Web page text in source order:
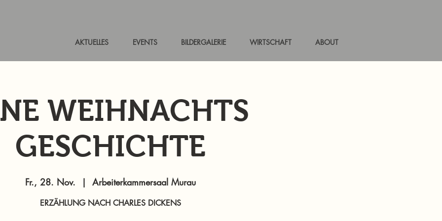
AKTUELLES EVENTS BILDERGALERIE WIRTSCHAFT ABOUT
WEIHNACHTS
GESCHICHTE
Fr., 28. Nov.
  |
Arbeiterkammersaal Murau
ERZÄHLUNG NACH CHARLES DICKENS